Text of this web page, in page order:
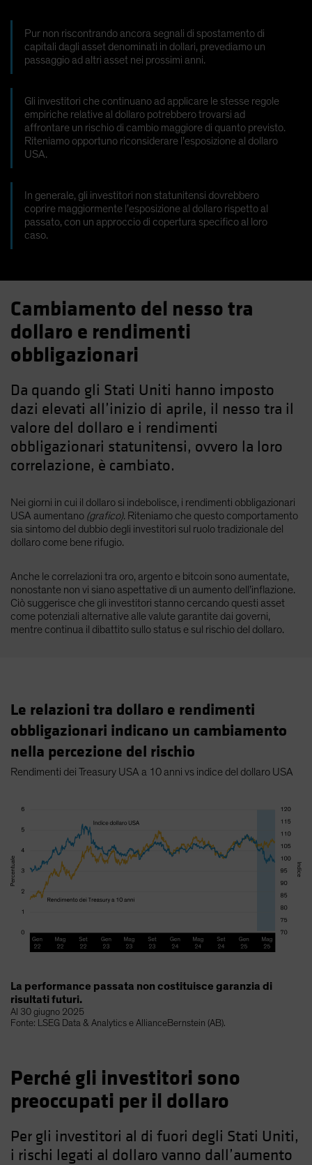
United States (US Citizens)
US (Non-US Citizens/NRC)
Pur non riscontrando ancora segnali di spostamento di
capitali dagli asset denominati in dollari, prevediamo un
passaggio ad altri asset nei prossimi anni.
Gli investitori che continuano ad applicare le stesse regole
empiriche relative al dollaro potrebbero trovarsi ad
affrontare un rischio di cambio maggiore di quanto previsto.
Riteniamo opportuno riconsiderare l’esposizione al dollaro
USA.
In generale, gli investitori non statunitensi dovrebbero
coprire maggiormente l’esposizione al dollaro rispetto al
passato, con un approccio di copertura specifico al loro
caso.
Cambiamento del nesso tra
dollaro e rendimenti
obbligazionari
Da quando gli Stati Uniti hanno imposto
dazi elevati all’inizio di aprile, il nesso tra il
valore del dollaro e i rendimenti
obbligazionari statunitensi, ovvero la loro
correlazione, è cambiato.
Nei giorni in cui il dollaro si indebolisce, i rendimenti obbligazionari
USA aumentano (grafico). Riteniamo che questo comportamento
sia sintomo del dubbio degli investitori sul ruolo tradizionale del
dollaro come bene rifugio.
Anche le correlazioni tra oro, argento e bitcoin sono aumentate,
nonostante non vi siano aspettative di un aumento dell’inflazione.
Ciò suggerisce che gli investitori stanno cercando questi asset
come potenziali alternative alle valute garantite dai governi,
mentre continua il dibattito sullo status e sul rischio del dollaro.
Le relazioni tra dollaro e rendimenti
obbligazionari indicano un cambiamento
nella percezione del rischio
Rendimenti dei Treasury USA a 10 anni vs indice del dollaro USA
La performance passata non costituisce garanzia di
risultati futuri.
Al 30 giugno 2025
Fonte: LSEG Data & Analytics e AllianceBernstein (AB).
Perché gli investitori sono
preoccupati per il dollaro
Per gli investitori al di fuori degli Stati Uniti,
i rischi legati al dollaro vanno dall’aumento